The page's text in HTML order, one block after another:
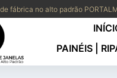
fábrica no alto padrão
PAINÉIS |